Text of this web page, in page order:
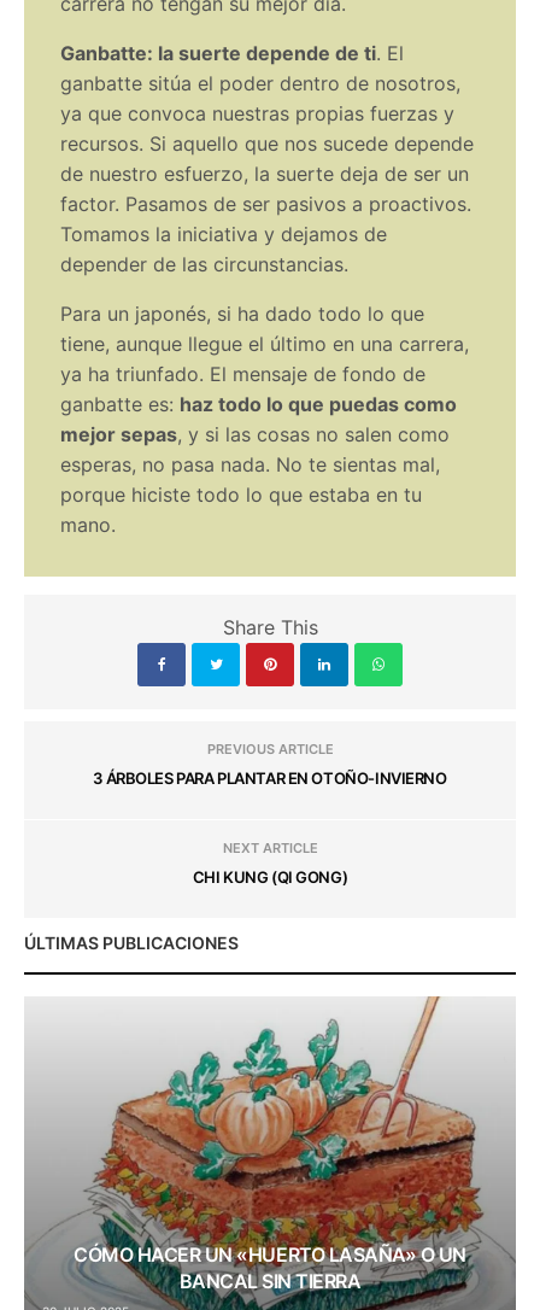
Ganbatte: la suerte depende de ti. El
ganbatte sitúa el poder dentro de nosotros,
ya que convoca nuestras propias fuerzas y
recursos. Si aquello que nos sucede depende
de nuestro esfuerzo, la suerte deja de ser un
factor. Pasamos de ser pasivos a proactivos.
Tomamos la iniciativa y dejamos de
depender de las circunstancias.
Para un japonés, si ha dado todo lo que
tiene, aunque llegue el último en una carrera,
ya ha triunfado. El mensaje de fondo de
ganbatte es: haz todo lo que puedas como
mejor sepas, y si las cosas no salen como
esperas, no pasa nada. No te sientas mal,
porque hiciste todo lo que estaba en tu
mano.
Share This
PREVIOUS ARTICLE
3 ÁRBOLES PARA PLANTAR EN OTOÑO-INVIERNO
NEXT ARTICLE
CHI KUNG (QI GONG)
ÚLTIMAS PUBLICACIONES
CÓMO HACER UN «HUERTO LASAÑA» O UN
BANCAL SIN TIERRA